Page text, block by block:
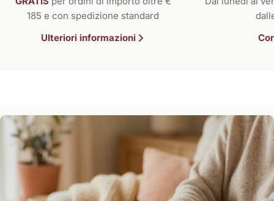
185 e con spedizione standard
Ulteriori informazioni